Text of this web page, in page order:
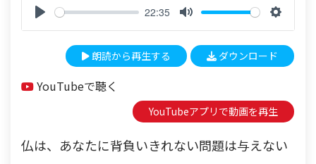
22:35
t
e
t
n
g
s
朗読から再生する ダウンロード
YouTubeで聴く
YouTubeアプリで動画を再生
仏は、あなたに背負いきれない問題は与えない